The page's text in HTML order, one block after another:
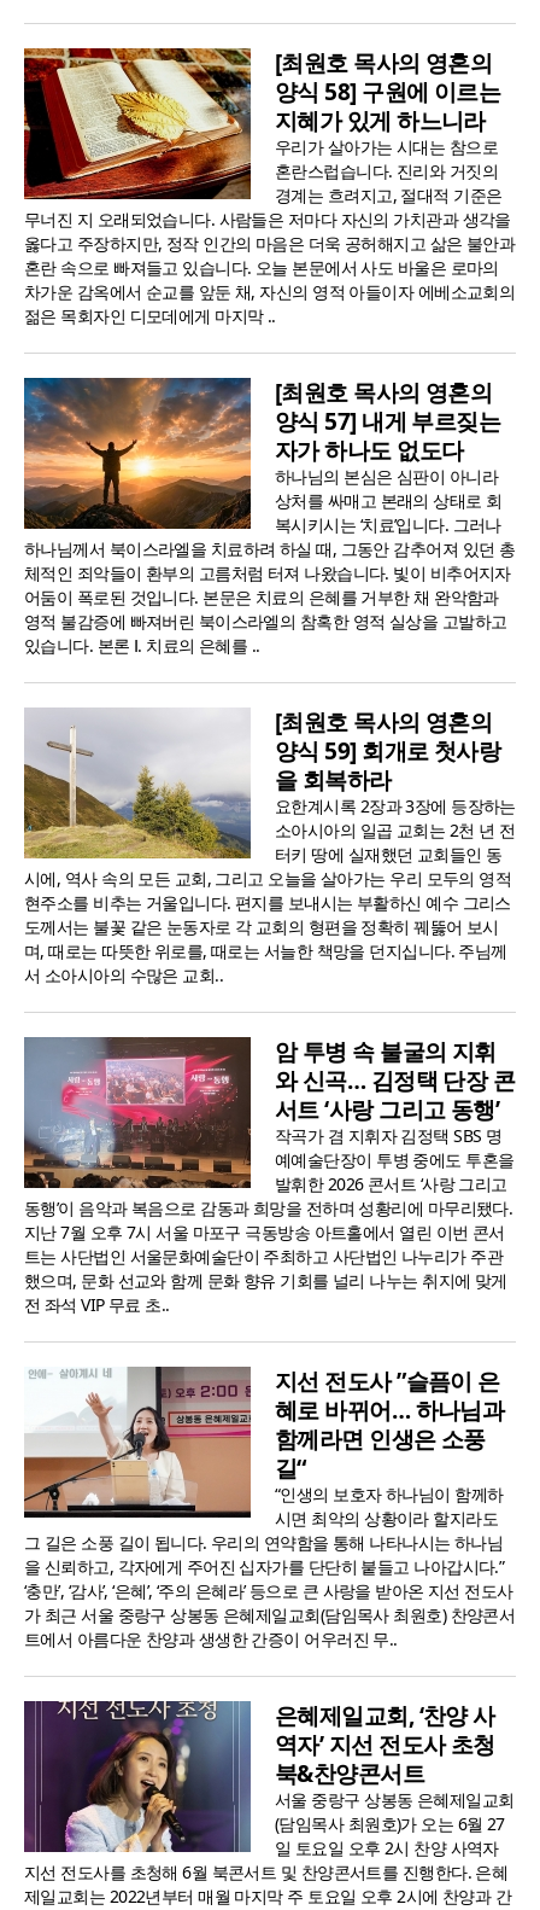
[최원호 목사의 영혼의
양식 58] 구원에 이르는
지혜가 있게 하느니라
우리가 살아가는 시대는 참으로
혼란스럽습니다. 진리와 거짓의
경계는 흐려지고, 절대적 기준은
무너진 지 오래되었습니다. 사람들은 저마다 자신의 가치관과 생각을
옳다고 주장하지만, 정작 인간의 마음은 더욱 공허해지고 삶은 불안과
혼란 속으로 빠져들고 있습니다. 오늘 본문에서 사도 바울은 로마의
차가운 감옥에서 순교를 앞둔 채, 자신의 영적 아들이자 에베소교회의
젊은 목회자인 디모데에게 마지막 ..
[최원호 목사의 영혼의
양식 57] 내게 부르짖는
자가 하나도 없도다
하나님의 본심은 심판이 아니라
상처를 싸매고 본래의 상태로 회
복시키시는 ‘치료’입니다. 그러나
하나님께서 북이스라엘을 치료하려 하실 때, 그동안 감추어져 있던 총
체적인 죄악들이 환부의 고름처럼 터져 나왔습니다. 빛이 비추어지자
어둠이 폭로된 것입니다. 본문은 치료의 은혜를 거부한 채 완악함과
영적 불감증에 빠져버린 북이스라엘의 참혹한 영적 실상을 고발하고
있습니다. 본론 Ⅰ. 치료의 은혜를 ..
[최원호 목사의 영혼의
양식 59] 회개로 첫사랑
을 회복하라
요한계시록 2장과 3장에 등장하는
소아시아의 일곱 교회는 2천 년 전
터키 땅에 실재했던 교회들인 동
시에, 역사 속의 모든 교회, 그리고 오늘을 살아가는 우리 모두의 영적
현주소를 비추는 거울입니다. 편지를 보내시는 부활하신 예수 그리스
도께서는 불꽃 같은 눈동자로 각 교회의 형편을 정확히 꿰뚫어 보시
며, 때로는 따뜻한 위로를, 때로는 서늘한 책망을 던지십니다. 주님께
서 소아시아의 수많은 교회..
암 투병 속 불굴의 지휘
와 신곡… 김정택 단장 콘
서트 ‘사랑 그리고 동행’
작곡가 겸 지휘자 김정택 SBS 명
예예술단장이 투병 중에도 투혼을
발휘한 2026 콘서트 ‘사랑 그리고
동행’이 음악과 복음으로 감동과 희망을 전하며 성황리에 마무리됐다.
지난 7월 오후 7시 서울 마포구 극동방송 아트홀에서 열린 이번 콘서
트는 사단법인 서울문화예술단이 주최하고 사단법인 나누리가 주관
했으며, 문화 선교와 함께 문화 향유 기회를 널리 나누는 취지에 맞게
전 좌석 VIP 무료 초..
지선 전도사 ”슬픔이 은
혜로 바뀌어… 하나님과
함께라면 인생은 소풍
길“
“인생의 보호자 하나님이 함께하
시면 최악의 상황이라 할지라도
그 길은 소풍 길이 됩니다. 우리의 연약함을 통해 나타나시는 하나님
을 신뢰하고, 각자에게 주어진 십자가를 단단히 붙들고 나아갑시다.”
‘충만’, ‘감사’, ‘은혜’, ‘주의 은혜라’ 등으로 큰 사랑을 받아온 지선 전도사
가 최근 서울 중랑구 상봉동 은혜제일교회(담임목사 최원호) 찬양콘서
트에서 아름다운 찬양과 생생한 간증이 어우러진 무..
은혜제일교회, ‘찬양 사
역자’ 지선 전도사 초청
북&찬양콘서트
서울 중랑구 상봉동 은혜제일교회
(담임목사 최원호)가 오는 6월 27
일 토요일 오후 2시 찬양 사역자
지선 전도사를 초청해 6월 북콘서트 및 찬양콘서트를 진행한다. 은혜
제일교회는 2022년부터 매월 마지막 주 토요일 오후 2시에 찬양과 간